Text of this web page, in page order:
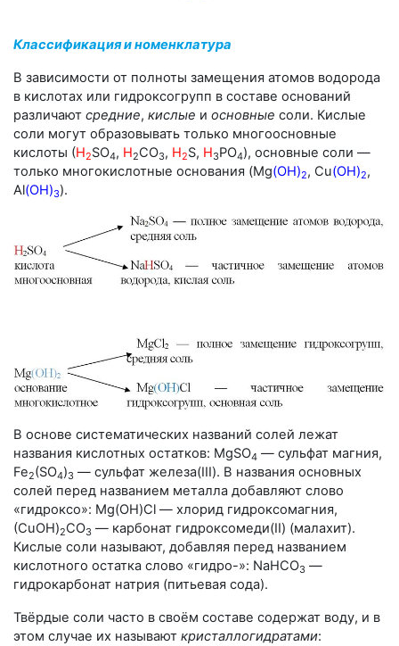
Классификация и номенклатура
В зависимости от полноты замещения атомов водорода
в кислотах или гидроксогрупп в составе оснований
различают средние, кислые и основные соли. Кислые
соли могут образовывать только многоосновные
кислоты (Н2SO4, Н2СO3, Н2S, Н3РO4), основные соли —
только многокислотные основания (Mg(OH)2, Cu(OH)2,
Al(OH)3).
В основе систематических названий солей лежат
названия кислотных остатков: MgSO4 — сульфат магния,
Fe2(SO4)3 — сульфат железа(III). В названия основных
солей перед названием металла добавляют слово
«гидроксо»: Mg(OH)Cl — хлорид гидроксомагния,
(СuOH)2CO3 — карбонат гидроксомеди(II) (малахит).
Кислые соли называют, добавляя перед названием
кислотного остатка слово «гидро-»: NaHCO3 —
гидрокарбонат натрия (питьевая сода).
Твёрдые соли часто в своём составе содержат воду, и в
этом случае их называют кристаллогидратами: